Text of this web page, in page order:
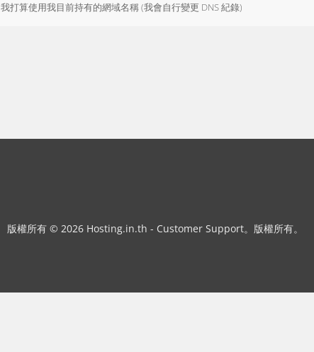
我打算使用我目前持有的網域名稱 (我會自行變更 DNS 紀錄)
版權所有 © 2026 Hosting.in.th - Customer Support。版權所有。